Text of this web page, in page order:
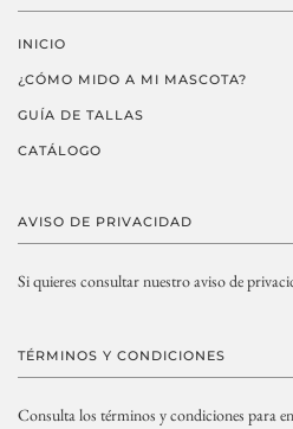
INICIO
¿CÓMO MIDO A MI MASCOTA?
GUÍA DE TALLAS
CATÁLOGO
AVISO DE PRIVACIDAD
Si quieres consultar nuestro aviso de
TÉRMINOS Y CONDICIONES
Consulta los términos y condiciones para